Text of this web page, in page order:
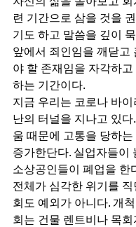
련 기간으로 삼을 것을
기도 하고 말씀을 깊이
앞에서 죄인임을 깨닫고
야 할 존재임을 자각하
하는 기간이다.
지금 우리는 코로나 바
난의 터널을 지나고 있다
움 때문에 고통을 당하
증가한단다. 실업자들이
소상공인들이 폐업을 한
전체가 심각한 위기를 직
회도 예외가 아니다. 개
회는 건물 렌트비나 목